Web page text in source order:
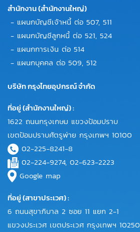
สำนักงาน (สำนักงานใหญ่)
- แผนกบัญชีเจ้าหนี้ ต่อ 507, 511
- แผนกบัญชีลูกหนี้ ต่อ 521, 524
- แผนกการเงิน ต่อ 514
- แผนกบุคคล ต่อ 509, 512
บริษัท กรุงไทยอุปกรณ์ จำกัด
ที่อยู่ (สำนักงานใหญ่) :
1622 ถนนกรุงเกษม แขวงป้อมปราบ
เขตป้อมปราบศัตรูพ่าย กรุงเทพฯ 10100
02-225-8241-8
02-224-9274, 02-623-2223
Google map
ที่อยู่ (สาขาประเวศ) :
6 ถนนสุขาภิบาล 2 ซอย 11 แยก 2-1
แขวงประเวศ เขตประเวศ กรุงเทพฯ 10250